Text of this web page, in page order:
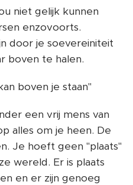
niet gelijk kunnen
enzovoorts.
door je soevereiniteit
boven te halen.
boven je staan"
een vrij mens van
alles om je heen. De
Je hoeft geen "plaats"
wereld. Er is plaats
en er zijn genoeg